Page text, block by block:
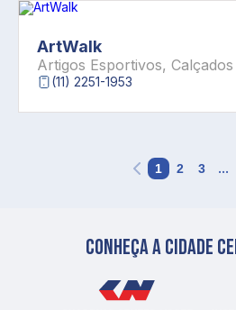
ArtWalk
Artigos Esportivos, Calçados
(11) 2251-1953
1 2 3 ...
Conheça a cidade